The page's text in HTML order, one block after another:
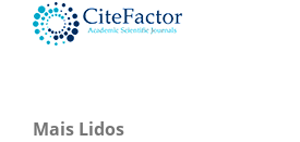
Mais Lidos